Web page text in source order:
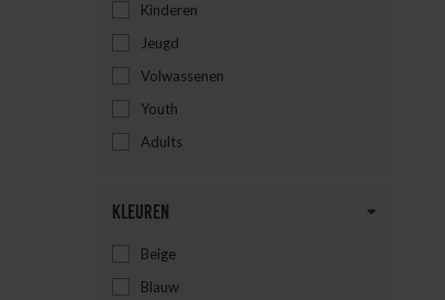
Kinderen
Jeugd
Volwassenen
Youth
Adults
Kleuren
Beige
Blauw